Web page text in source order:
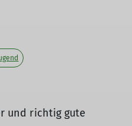
und richtig gute